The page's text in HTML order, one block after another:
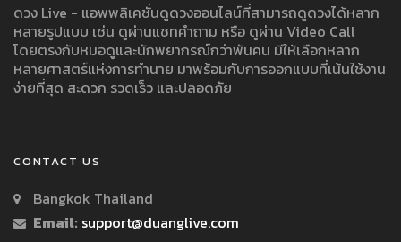
ดวง Live - แอพพลิเคชั่นดูดวงออนไลน์ที่สามารถดูดวงได้หลาก
หลายรูปแบบ เช่น ดูผ่านแชทคำถาม หรือ ดูผ่าน Video Call
โดยตรงกับหมอดูและนักพยากรณ์กว่าพันคน มีให้เลือกหลาก
หลายศาสตร์แห่งการทำนาย มาพร้อมกับการออกแบบที่เน้นใช้งาน
ง่ายที่สุด สะดวก รวดเร็ว และปลอดภัย
CONTACT US
Bangkok Thailand
Email: support@duanglive.com